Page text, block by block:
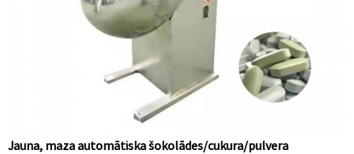
Jauna, maza automātiska šokolādes/cukura/pulvera